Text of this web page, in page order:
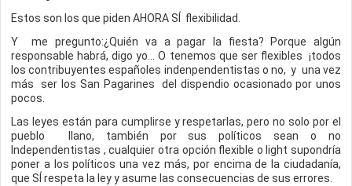
Estos son los que piden AHORA SÍ flexibilidad.
Y me pregunto:¿Quién va a pagar la fiesta? Porque algún
responsable habrá, digo yo... O tenemos que ser flexibles ¡todos
los contribuyentes españoles indenpendentistas o no, y una vez
más ser los San Pagarines del dispendio ocasionado por unos
pocos.
Las leyes están para cumplirse y respetarlas, pero no solo por el
pueblo llano, también por sus políticos sean o no
Independentistas , cualquier otra opción flexible o light supondría
poner a los políticos una vez más, por encima de la ciudadanía,
que SÍ respeta la ley y asume las consecuencias de sus errores.